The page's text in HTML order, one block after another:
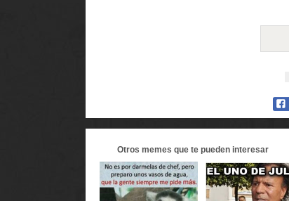
Otros memes que te pueden interesar